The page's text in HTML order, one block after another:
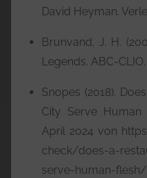
David Heyman.
Brunvand, J. H.
Legends. ABC-CLIO.
Snopes (2018).
City Serve Human
April 2024 von
check/does-a-
serve-human-flesh/